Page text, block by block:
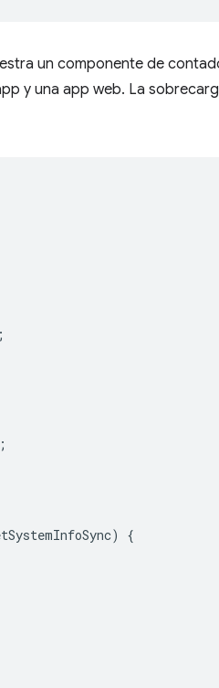
un componente de
y una app web. La
)
{